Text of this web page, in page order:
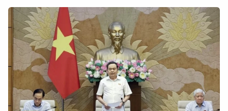
eMagazine
Podcast
Video Ảnh
Infographic
Chuyên trang An ninh thế giớiVăn nghệ Công an